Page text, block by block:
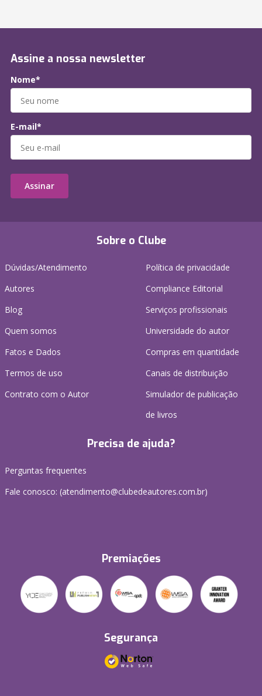
Sobre o Clube
Dúvidas/Atendimento
Autores
Blog
Quem somos
Fatos e Dados
Termos de uso
Contrato com o Autor
Política de privacidade
Compliance Editorial
Serviços profissionais
Universidade do autor
Compras em quantidade
Canais de distribuição
Simulador de publicação
de livros
Precisa de ajuda?
Perguntas frequentes
Fale conosco: (atendimento@clubedeautores.com.br)
Premiações
Segurança
Assine a nossa newsletter
Nome*
E-mail*
Assinar